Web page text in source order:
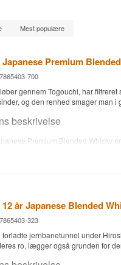
Mest populære
Premium
700
gennem Togouchi, har
og den renhed smager man i
beskrivelse
Premium Blended Whisky
af Sakurao Distillery i
blomster og en frisk touch af eg.
år Japanese Blended
323
forladte jernbanetunnel under
ro, lægger også grunden for